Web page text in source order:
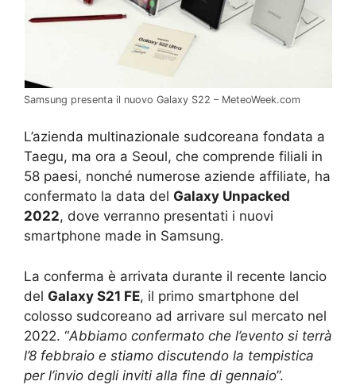
Samsung presenta il nuovo Galaxy S22 – MeteoWeek.com
L’azienda multinazionale sudcoreana fondata a
Taegu, ma ora a Seoul, che comprende filiali in
58 paesi, nonché numerose aziende affiliate, ha
confermato la data del Galaxy Unpacked
2022, dove verranno presentati i nuovi
smartphone made in Samsung.
La conferma è arrivata durante il recente lancio
del Galaxy S21 FE, il primo smartphone del
colosso sudcoreano ad arrivare sul mercato nel
2022. “Abbiamo confermato che l’evento si terrà
l’8 febbraio e stiamo discutendo la tempistica
per l’invio degli inviti alla fine di gennaio”.